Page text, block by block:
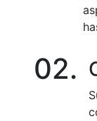
02.